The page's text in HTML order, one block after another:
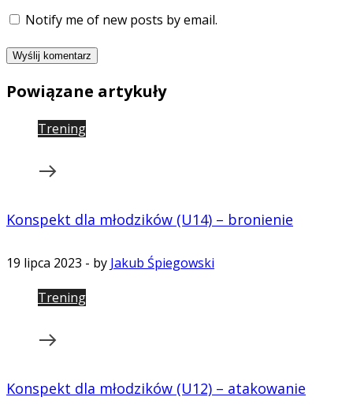
Notify me of new posts by email.
Powiązane artykuły
Trening
Konspekt dla młodzików (U14) – bronienie
19 lipca 2023 - by Jakub Śpiegowski
Trening
Konspekt dla młodzików (U12) – atakowanie